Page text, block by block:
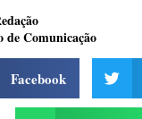
Comunicação
Facebook